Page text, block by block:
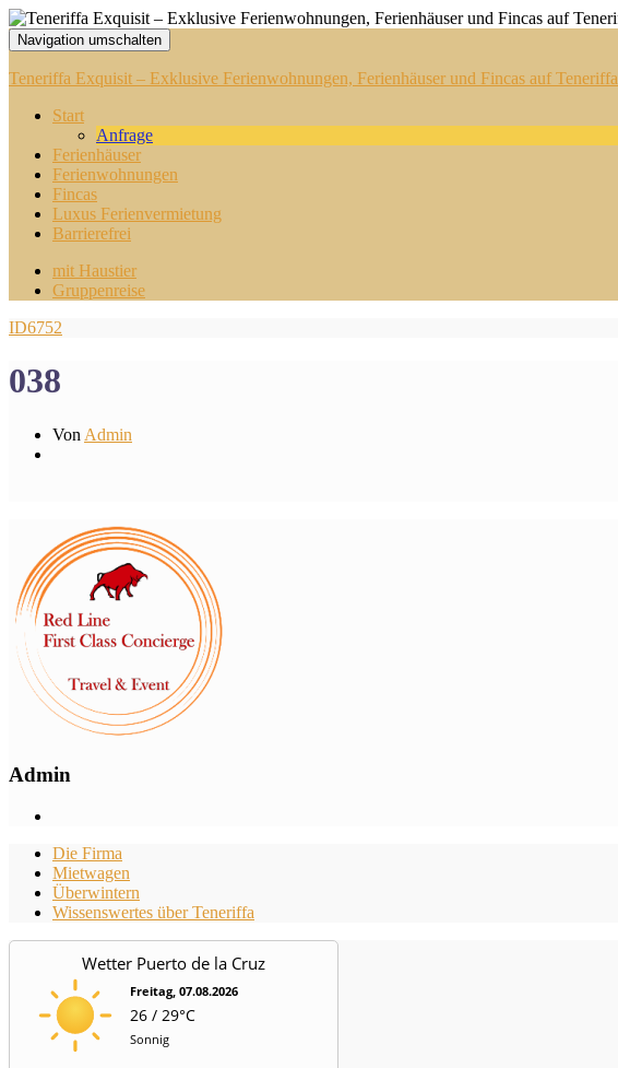
Navigation umschalten
Teneriffa Exquisit – Exklusive Ferienwohnungen, Ferienhäuser und Fincas auf Teneriffa
Start
Anfrage
Ferienhäuser
Ferienwohnungen
Fincas
Luxus Ferienvermietung
Barrierefrei
mit Haustier
Gruppenreise
ID6752
038
Von Admin
Admin
Die Firma
Mietwagen
Überwintern
Wissenswertes über Teneriffa
Wetter Puerto de la Cruz
Freitag, 07.08.2026
26 / 29°C
Sonnig